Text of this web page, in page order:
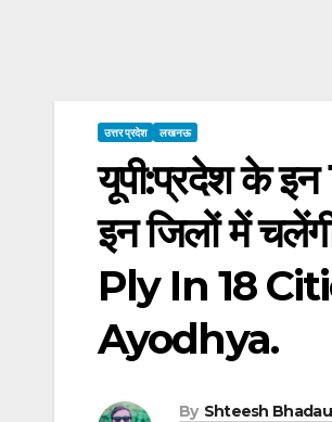
उत्तर प्रदेश लखनऊ
यूपी:प्रदेश के इन
इन जिलों में
Ply In 18
Ayodhya.
By Shteesh